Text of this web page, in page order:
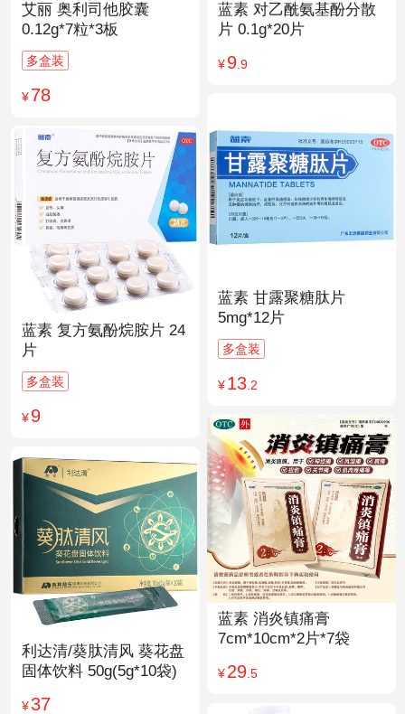
艾丽 奥利司他胶囊
0.12g*7粒*3板
多盒装
¥78
蓝素 对乙酰氨基酚分散
片 0.1g*20片
¥9.9
蓝素 甘露聚糖肽片
5mg*12片
多盒装
¥13.2
蓝素 复方氨酚烷胺片 24
片
多盒装
¥9
蓝素 消炎镇痛膏
7cm*10cm*2片*7袋
¥29.5
利达清/葵肽清风 葵花盘
固体饮料 50g(5g*10袋)
¥37